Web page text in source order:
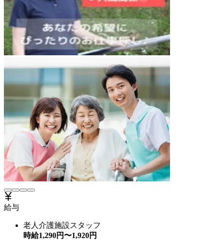
給与
老人介護施設スタッフ
時給1,290円〜1,920円